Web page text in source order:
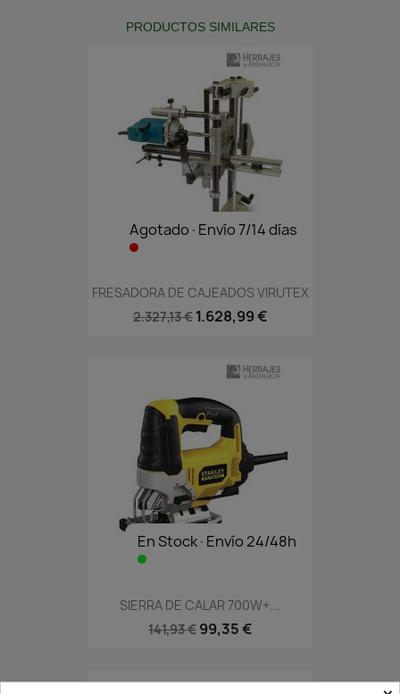
PRODUCTOS SIMILARES
Agotado·Envío 7/14 días
FRESADORA DE CAJEADOS VIRUTEX
2.327,13 € 1.628,99 €
En Stock·Envío 24/48h
SIERRA DE CALAR 700W+...
141,93 € 99,35 €